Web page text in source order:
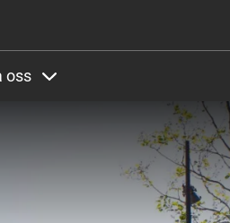
oss